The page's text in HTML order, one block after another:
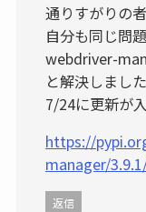
通りすがりの者
自分も同じ問
webdriver-
と解決しました
7/24に更新が
https://
manager/
返信